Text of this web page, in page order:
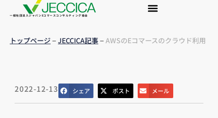
一般社団法人ジャパンEコマースコンサルティング協会
トップページ– JECCICA記事– AWSのEコマースのクラウド利用
2022-12-13 シェア ポスト メール